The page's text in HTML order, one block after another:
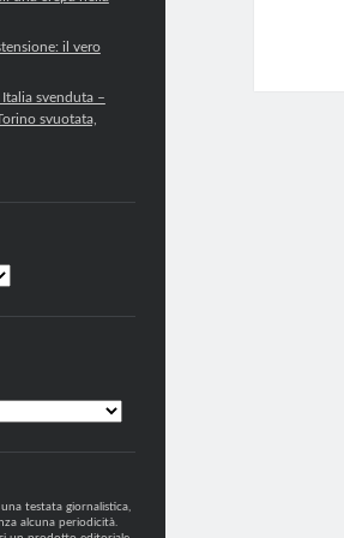
il vero
svenduta –
svuotata,
testata giornalistica,
alcuna periodicità.